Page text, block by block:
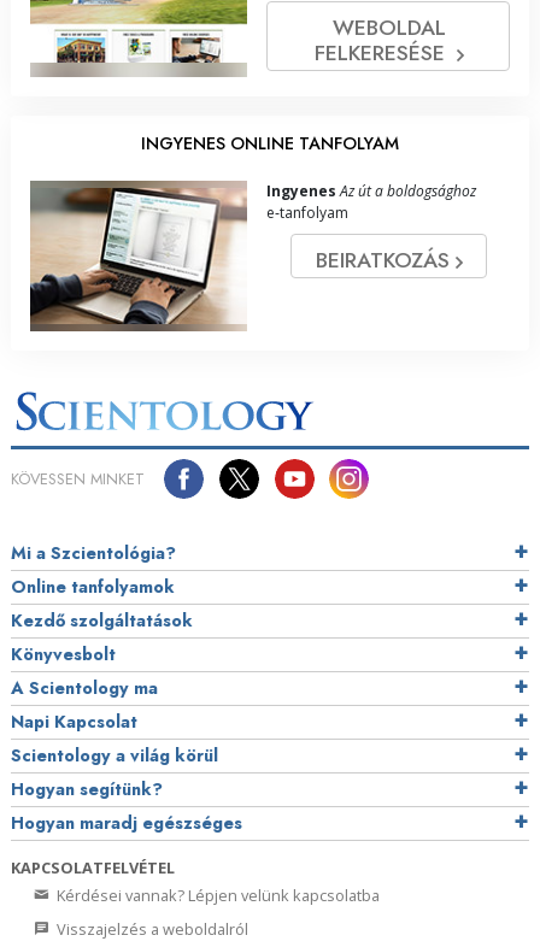
WEBOLDAL
FELKERESÉSE
INGYENES ONLINE TANFOLYAM
Ingyenes Az út a boldogsághoz
e‑tanfolyam
BEIRATKOZÁS
KÖVESSEN MINKET
Mi a Szcientológia?
Online tanfolyamok
Kezdő szolgáltatások
Könyvesbolt
A Scientology ma
Napi Kapcsolat
Scientology a világ körül
Hogyan segítünk?
Hogyan maradj egészséges
KAPCSOLATFELVÉTEL
Kérdései vannak? Lépjen velünk kapcsolatba
Visszajelzés a weboldalról